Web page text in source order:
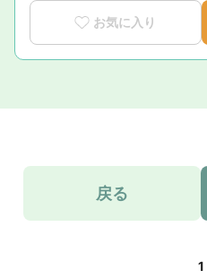
お気に入り
戻る
1